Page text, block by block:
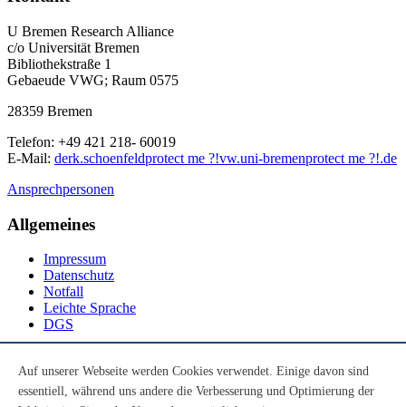
U Bremen Research Alliance
c/o Universität Bremen
Bibliothekstraße 1
Gebaeude VWG; Raum 0575
28359 Bremen
Telefon: +49 421 218- 60019
E-Mail: derk.schoenfeldprotect me ?!vw.uni-bremenprotect me ?!.de
Ansprechpersonen
Allgemeines
Impressum
Datenschutz
Notfall
Leichte Sprache
DGS
Youtube
Auf unserer Webseite werden Cookies verwendet. Einige davon sind
essentiell, während uns andere die Verbesserung und Optimierung der